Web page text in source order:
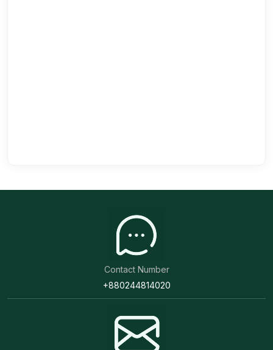
Contact Number
+880244814020